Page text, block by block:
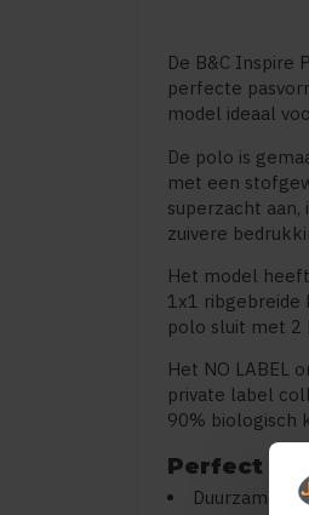
De B&C Inspire
perfecte
model ideaal
De polo is
met een
superzacht
zuivere
Het model
1x1 ribgebreide
polo sluit met
Het NO LABEL
private label
90% biologisch
Perfect
Duurzame